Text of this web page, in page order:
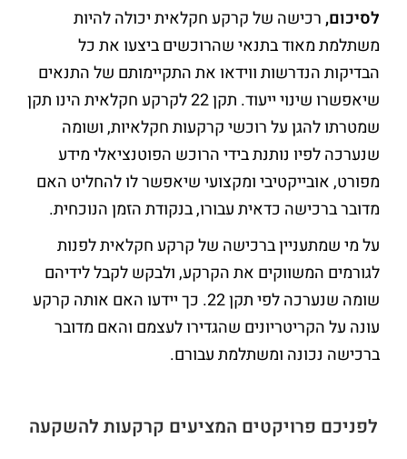
לסיכום,רכישה של קרקע חקלאית יכולה להיות
משתלמת מאוד בתנאי שהרוכשים ביצעו את כל
הבדיקות הנדרשות ווידאו את התקיימותם של התנאים
שיאפשרו שינוי ייעוד. תקן 22 לקרקע חקלאית הינו תקן
שמטרתו להגן על רוכשי קרקעות חקלאיות, ושומה
שנערכה לפיו נותנת בידי הרוכש הפוטנציאלי מידע
מפורט, אובייקטיבי ומקצועי שיאפשר לו להחליט האם
מדובר ברכישה כדאית עבורו, בנקודת הזמן הנוכחית.
על מי שמתעניין ברכישה של קרקע חקלאית לפנות
לגורמים המשווקים את הקרקע, ולבקש לקבל לידיהם
שומה שנערכה לפי תקן 22. כך יידעו האם אותה קרקע
עונה על הקריטריונים שהגדירו לעצמם והאם מדובר
ברכישה נכונה ומשתלמת עבורם.
לפניכם פרויקטים המציעים קרקעות להשקעה